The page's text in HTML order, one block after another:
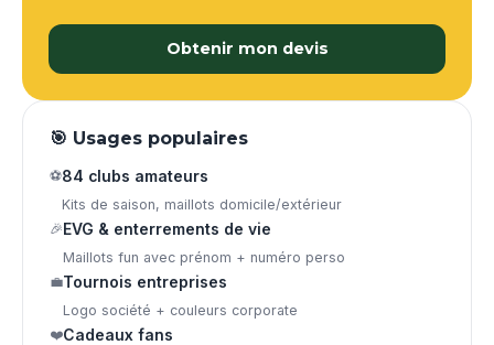
Obtenir mon devis
🎯 Usages populaires
⚽84 clubs amateurs
Kits de saison, maillots domicile/extérieur
🎉 EVG & enterrements de vie
Maillots fun avec prénom + numéro perso
💼Tournois entreprises
Logo société + couleurs corporate
❤️Cadeaux fans